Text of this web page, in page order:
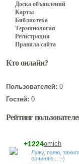
Доска объявлений
Карты
Библиотека
Терминология
Регистрация
Правила сайта
Кто онлайн?
Пользователей: 0
Гостей: 0
Рейтинг
omich
+1224
Лужу, паяю,
сочиняю... ;-)